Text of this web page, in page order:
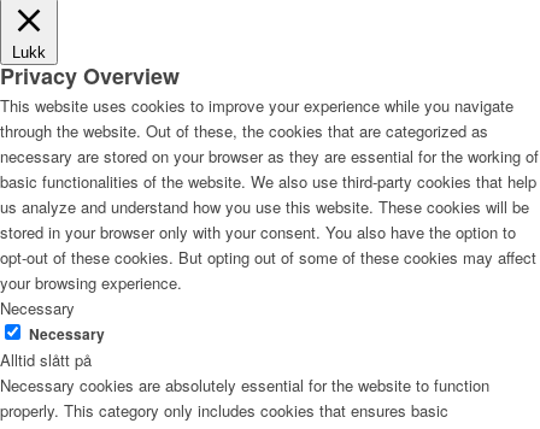
Lukk
Privacy Overview
This website uses cookies to improve your experience while you navigate
through the website. Out of these, the cookies that are categorized as
necessary are stored on your browser as they are essential for the working of
basic functionalities of the website. We also use third-party cookies that help
us analyze and understand how you use this website. These cookies will be
stored in your browser only with your consent. You also have the option to
opt-out of these cookies. But opting out of some of these cookies may affect
your browsing experience.
Necessary
Necessary
Alltid slått på
Necessary cookies are absolutely essential for the website to function
properly. This category only includes cookies that ensures basic